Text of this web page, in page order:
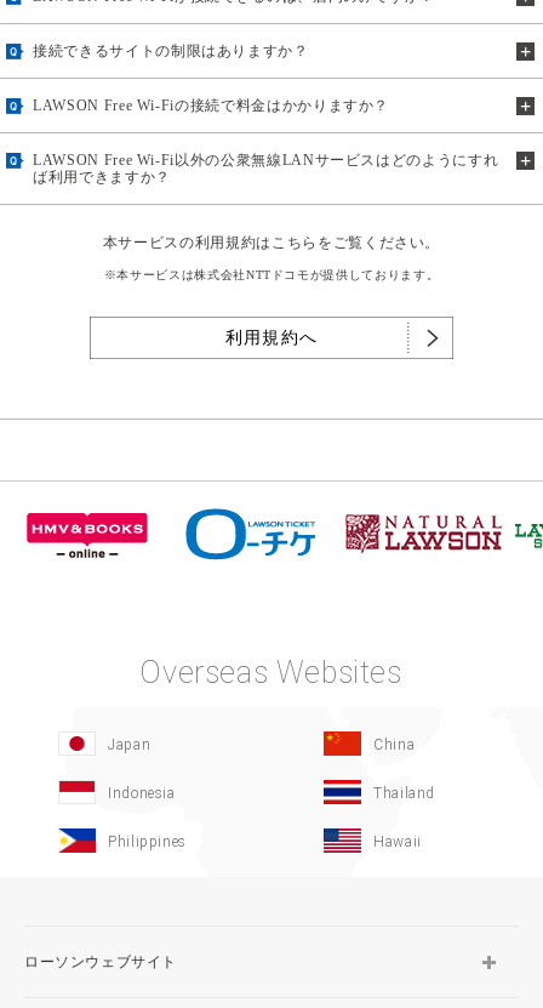
接続できるサイトの制限はありますか？
LAWSON Free Wi-Fiの接続で料金はかかりますか？
LAWSON Free Wi-Fi以外の公衆無線LANサービスはどのようにすれ
ば利用できますか？
本サービスの利用規約はこちらをご覧ください。
※本サービスは株式会社NTTドコモが提供しております。
利用規約へ
Overseas Websites
Japan China
Indonesia Thailand
Philippines Hawaii
ローソンウェブサイト